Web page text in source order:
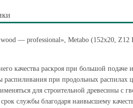
— professional», Metabo (152x20, Z12
качества раскроя при большой
распиливания при продольных распилах
для строительной древесины с
службы благодаря наивысшему